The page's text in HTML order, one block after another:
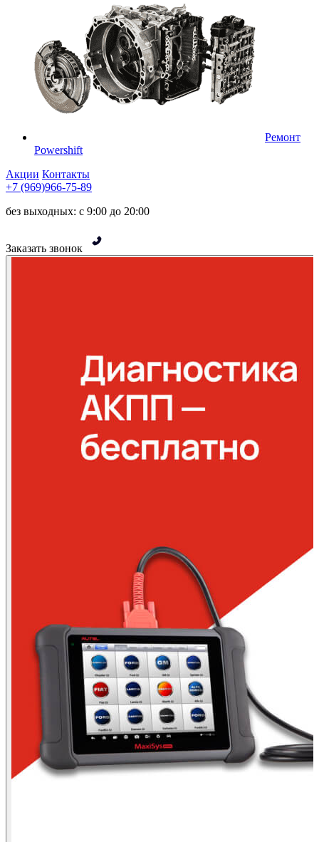
Ремонт
Powershift
Акции Контакты
+7 (969)966-75-89
без выходных: с 9:00 до 20:00
Заказать звонок